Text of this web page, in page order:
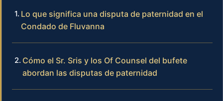
Lo que significa una disputa de paternidad en el
Condado de Fluvanna
Cómo el Sr. Sris y los Of Counsel del bufete
abordan las disputas de paternidad